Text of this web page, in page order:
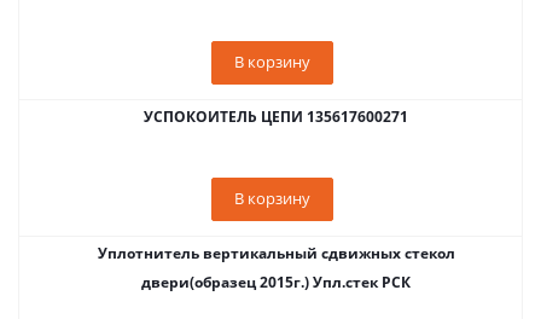
В корзину
УСПОКОИТЕЛЬ ЦЕПИ 135617600271
В корзину
Уплотнитель вертикальный сдвижных стекол
двери(образец 2015г.) Упл.стек РСК